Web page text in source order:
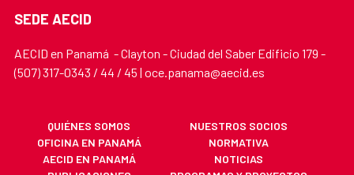
SEDE AECID
AECID en Panamá - Clayton - Ciudad del Saber Edificio 179 -
(507) 317-0343 / 44 / 45 | oce.panama@aecid.es
QUIÉNES SOMOS
NUESTROS SOCIOS
OFICINA EN PANAMÁ
NORMATIVA
AECID EN PANAMÁ
NOTICIAS